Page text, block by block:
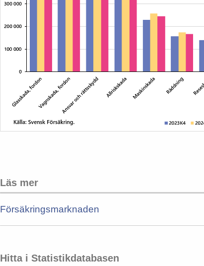
Läs mer
Försäkringsmarknaden
Hitta i Statistikdatabasen